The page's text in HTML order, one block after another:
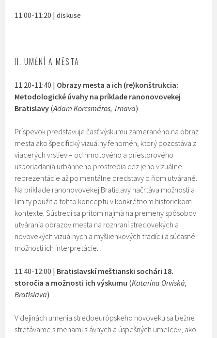
11:00-11:20 | diskuse
II. UMĚNÍ A MĚSTA
11:20-11:40 | Obrazy mesta a ich (re)konštrukcia:
Metodologické úvahy na príklade ranonovovekej
Bratislavy (Adam Korcsmáros, Trnava)
Príspevok predstavuje časť výskumu zameraného na obraz
mesta ako špecifický vizuálny fenomén, ktorý pozostáva z
viacerých vrstiev – od hmotového a priestorového
usporiadania urbánneho prostredia cez jeho vizuálne
reprezentácie až po mentálne predstavy o ňom utvárané.
Na príklade ranonovovekej Bratislavy načrtáva možnosti a
limity použitia tohto konceptu v konkrétnom historickom
kontexte. Sústredí sa pritom najmä na premeny spôsobov
utvárania obrazov mesta na rozhraní stredovekých a
novovekých vizuálnych a myšlienkových tradícií a súčasné
možnosti ich interpretácie.
11:40-12:00 | Bratislavskí meštianski sochári 18.
storočia a možnosti ich výskumu (Katarína Orviská,
Bratislava)
V dejinách umenia stredoeurópskeho novoveku sa bežne
stretávame s menami slávnych a úspešných umelcov, ako